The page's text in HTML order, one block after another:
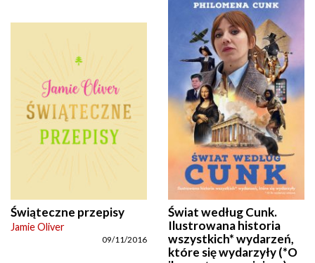
Świąteczne przepisy
Jamie Oliver
09/11/2016
Świat według Cunk.
Ilustrowana historia
wszystkich* wydarzeń,
które się wydarzyły (*O